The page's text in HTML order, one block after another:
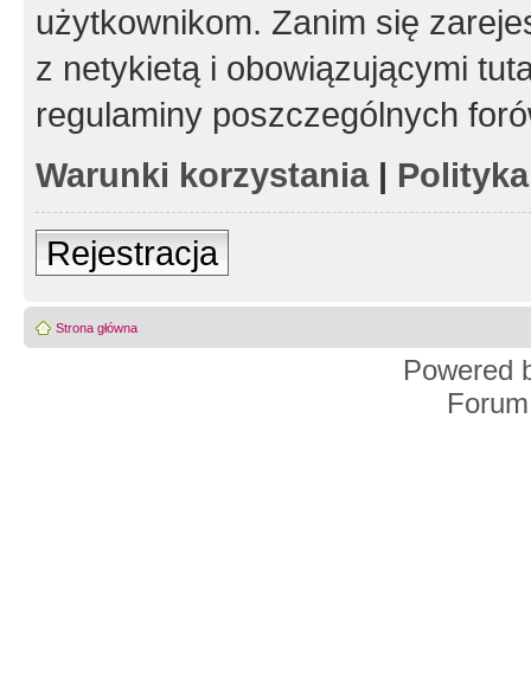
użytkownikom. Zanim się
z netykietą i obowiązującymi
regulaminy poszczególnych
Warunki korzystania|
Rejestracja
Strona główna
Powered